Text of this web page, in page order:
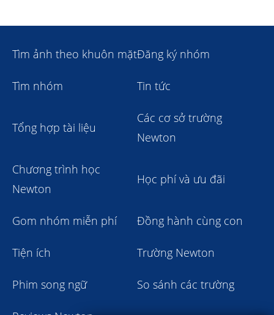
Tìm ảnh theo khuôn mặtĐăng ký nhóm
Tìm nhóm Tin tức
Tổng hợp tài liệu
Các cơ sở trường
Newton
Chương trình học
Newton
Học phí và ưu đãi
Gom nhóm miễn phí Đồng hành cùng con
Tiện ích Trường Newton
Phim song ngữ So sánh các trường